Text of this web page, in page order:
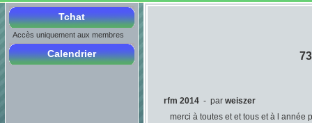
Tchat
Accès uniquement aux membres
Calendrier
rfm 2014 - par weiszer
merci à toutes et et tous et à l année